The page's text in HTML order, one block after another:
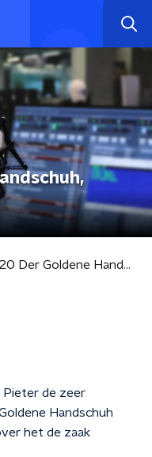
#20 Der Goldene Handschuh, Untouchable
Pieter de zeer
Handschuh
het de zaak